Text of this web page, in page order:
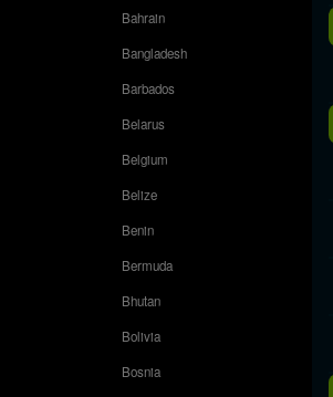
Bahrain
Bangladesh
Barbados
Belarus
Belgium
Belize
Benin
Bermuda
Bhutan
Bolivia
Bosnia